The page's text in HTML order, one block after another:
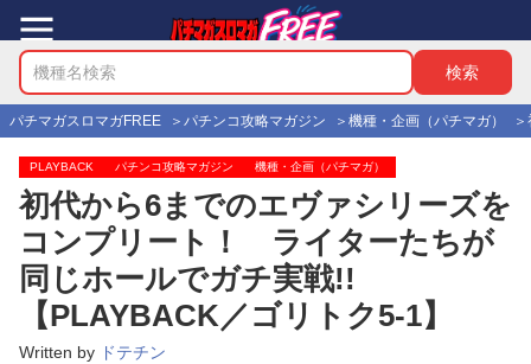
パチマガスロマガFREE パチンコ攻略マガジン 機種・企画（パチマガ）
PLAYBACK パチンコ攻略マガジン 機種・企画（パチマガ）
初代から6までのエヴァシリーズを
コンプリート！ ライターたちが
同じホールでガチ実戦!!
【PLAYBACK／ゴリトク5-1】
Written by ドテチン